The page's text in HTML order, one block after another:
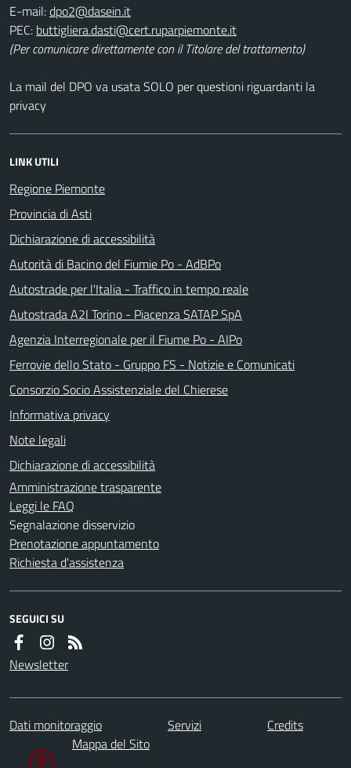
E-mail:
PEC:
(Per comunicare direttamente con il Titolare del trattamento)
La mail del DPO va usata SOLO per questioni riguardanti la
privacy
LINK UTILI
Regione Piemonte
Provincia di Asti
Dichiarazione di accessibilità
Autorità di Bacino del Fiumie Po - AdBPo
Autostrade per l'Italia - Traffico in tempo reale
Autostrada A2I Torino - Piacenza SATAP SpA
Agenzia Interregionale per il Fiume Po - AIPo
Ferrovie dello Stato - Gruppo FS - Notizie e Comunicati
Consorzio Socio Assistenziale del Chierese
Informativa privacy
Note legali
Dichiarazione di accessibilità
Amministrazione trasparente
Leggi le FAQ
Segnalazione disservizio
Prenotazione appuntamento
Richiesta d'assistenza
SEGUICI SU
Newsletter
Dati monitoraggio Servizi
Credits
Mappa del Sito